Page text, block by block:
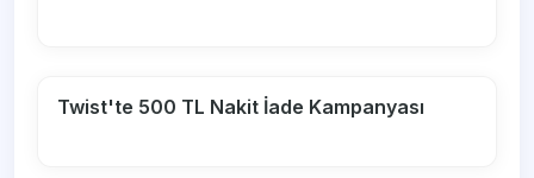
Twist'te 500 TL Nakit İade Kampanyası